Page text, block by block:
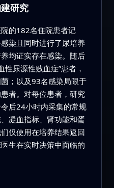
研究
的182名住院患者记
染且同时进行了尿培养
均证实存在感染。随后
尿源性败血症”患者，
；以及93名感染局限于
者。对每位患者，研究
后24小时内采集的常规
凝血指标、肾功能和蛋
仅使用在培养结果返回
生在实时决策中面临的